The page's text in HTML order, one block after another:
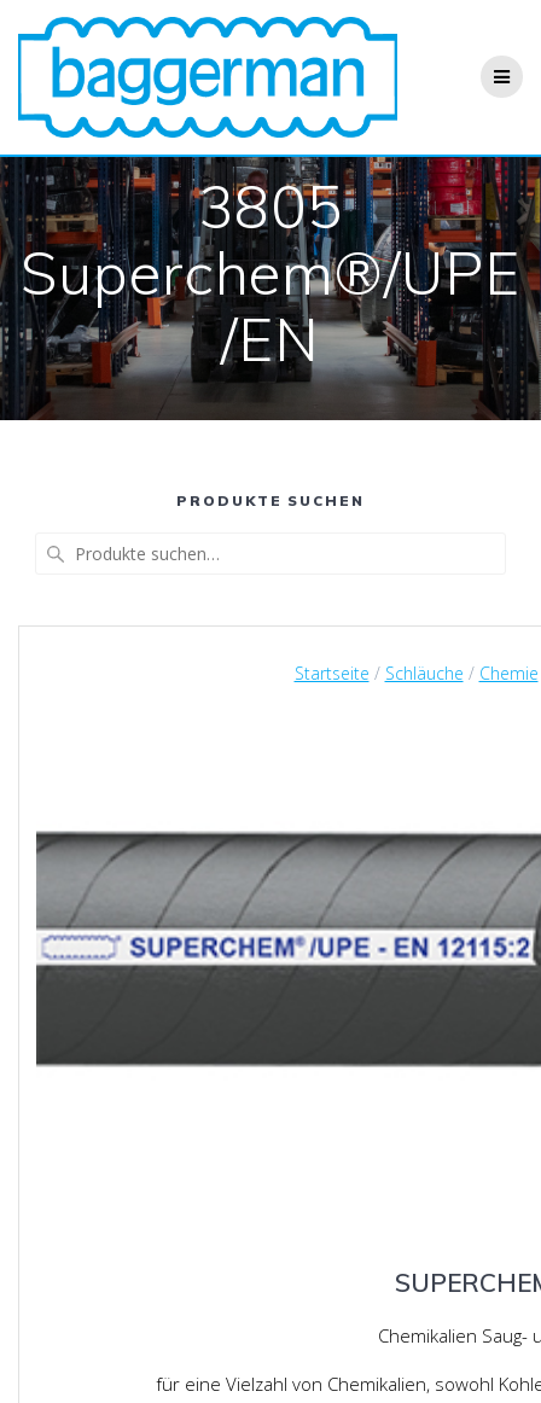
Zum
Inhalt
springen
3805
Superchem®/UPE
/EN
PRODUKTE SUCHEN
Startseite / Schläuche / Chemie
Chemikalien Saug-
für eine Vielzahl von Chemikalien, sowohl